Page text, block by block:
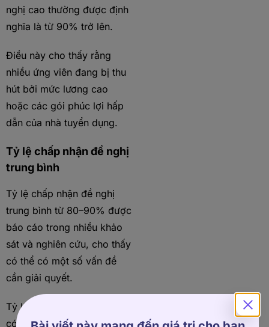
nghị cao thường được định
nghĩa là từ 90% trở lên.
Điều này cho thấy rằng
nhiều ứng viên đang bị thu
hút bởi mức lương cao
hoặc các gói phúc lợi hấp
dẫn của nhà tuyển dụng.
Tỷ lệ chấp nhận đề nghị
trung bình
Tỷ lệ chấp nhận đề nghị
trung bình từ 80–90% được
báo cáo trong nhiều khảo
sát và nghiên cứu, cho thấy
có thể có một số vấn đề
cần giải quyết.
Tỷ lệ chấp nhận thấp hơn
có thể là dấu hiệu cho thấy